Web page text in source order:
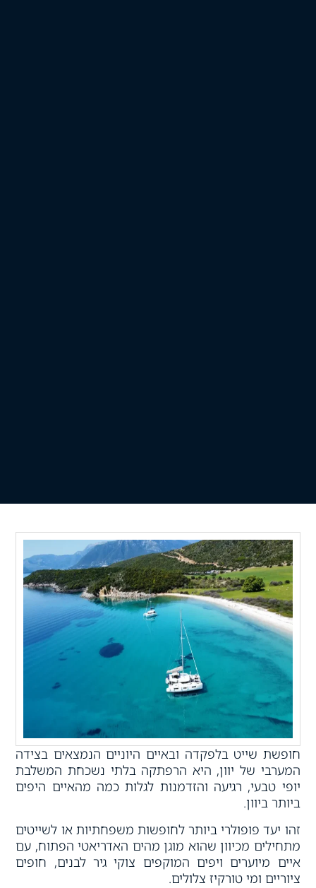
חופשת שייט בלפקדה ובאיים היוניים הנמצאים בצידה
המערבי של יוון, היא הרפתקה בלתי נשכחת המשלבת
יופי טבעי, רגיעה והזדמנות לגלות כמה מהאיים היפים
ביותר ביוון.
זהו יעד פופולרי ביותר לחופשות משפחתיות או לשייטים
מתחילים מכיוון שהוא מוגן מהים האדריאטי הפתוח, עם
איים מיוערים ויפים המוקפים צוקי גיר לבנים, חופים
ציוריים ומי טורקיז צלולים.